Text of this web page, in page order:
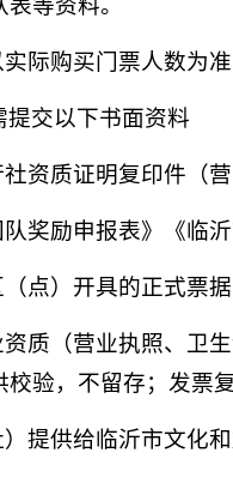
等资料。
际购买门票人数为
提交以下书面资料
资质证明复印件（
奖励申报表》《临
点）开具的正式票
质（营业执照、卫
校验，不留存；发票
提供给临沂市文化